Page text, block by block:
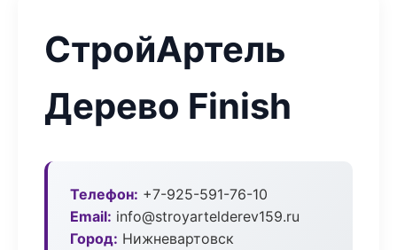
СтройАртель
Дерево Finish
Телефон: +7-925-591-76-10
Email: info@stroyartelderev159.ru
Город: Нижневартовск